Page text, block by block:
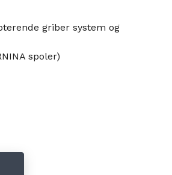
griber system og
spoler)